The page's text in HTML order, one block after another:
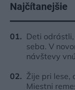
Najčítanejšie
Deti
seba. V
návštevy
Žije pri lese,
Miestni